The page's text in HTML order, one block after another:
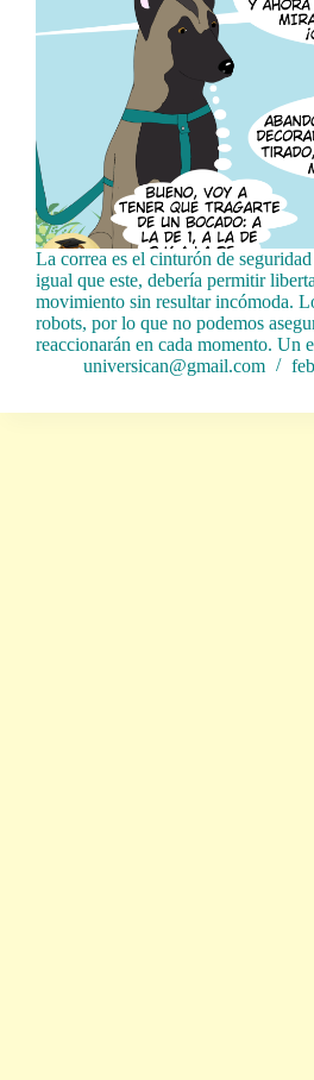
La correa es el cinturón de
igual que este, debería permitir
movimiento sin resultar incómoda.
robots, por lo que no podemos
reaccionarán en cada momento. Un
universican@gmail.com